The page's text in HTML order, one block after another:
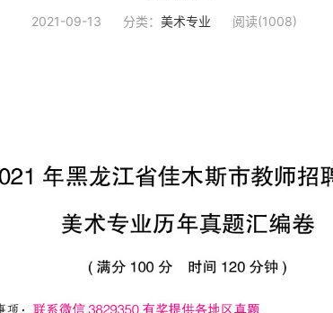
2021-09-13 分类： 美术专业 阅读(1008)